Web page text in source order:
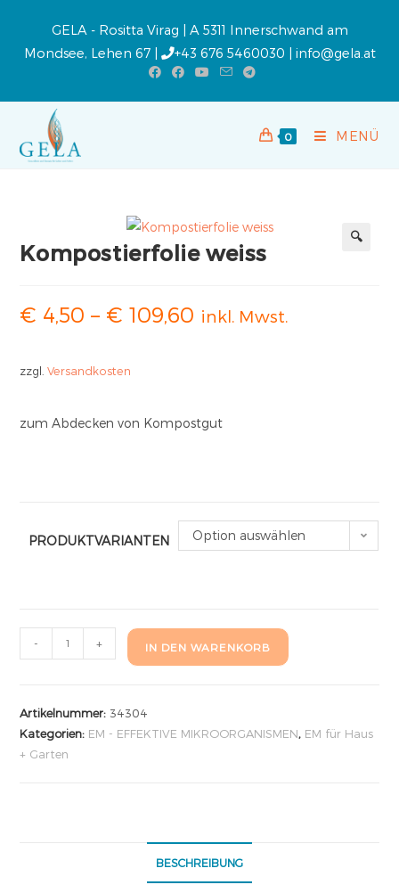
GELA - Rositta Virag | A 5311 Innerschwand am
Mondsee, Lehen 67 |
+43 676 5460030 | info@gela.at
0 MENÜ
Kompostierfolie weiss
€ 4,50 – € 109,60 inkl. Mwst.
zzgl.Versandkosten
zum Abdecken von Kompostgut
PRODUKTVARIANTEN Option auswählen
- + IN DEN WARENKORB
Artikelnummer: 34304
Kategorien: EM - EFFEKTIVE MIKROORGANISMEN, EM für Haus
+ Garten
BESCHREIBUNG